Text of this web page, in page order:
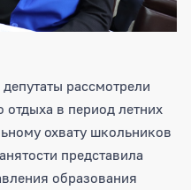
рассмотрели
отдыха в период летних
охвату школьников
представила
образования